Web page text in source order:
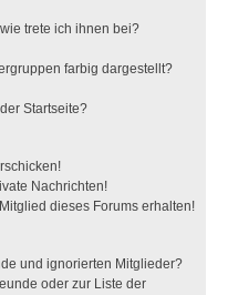
trete ich ihnen bei?
farbig dargestellt?
Startseite?
Nachrichten!
dieses Forums erhalten!
und ignorierten Mitglieder?
oder zur Liste der